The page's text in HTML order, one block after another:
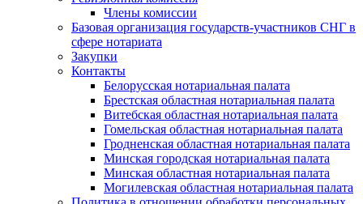
Члены комиссии
Базовая организация государств-участников СНГ в
сфере нотариата
Закупки
Контакты
Белорусская нотариальная палата
Брестская областная нотариальная палата
Витебская областная нотариальная палата
Гомельская областная нотариальная палата
Гродненская областная нотариальная палата
Минская городская нотариальная палата
Минская областная нотариальная палата
Могилевская областная нотариальная палата